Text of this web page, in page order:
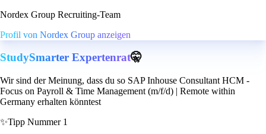
Nordex Group Recruiting-Team
Profil von Nordex Group anzeigen
StudySmarter Expertenrat🤫
Wir sind der Meinung, dass du so SAP Inhouse Consultant HCM -
Focus on Payroll & Time Management (m/f/d) | Remote within
Germany erhalten könntest
✨Tipp Nummer 1